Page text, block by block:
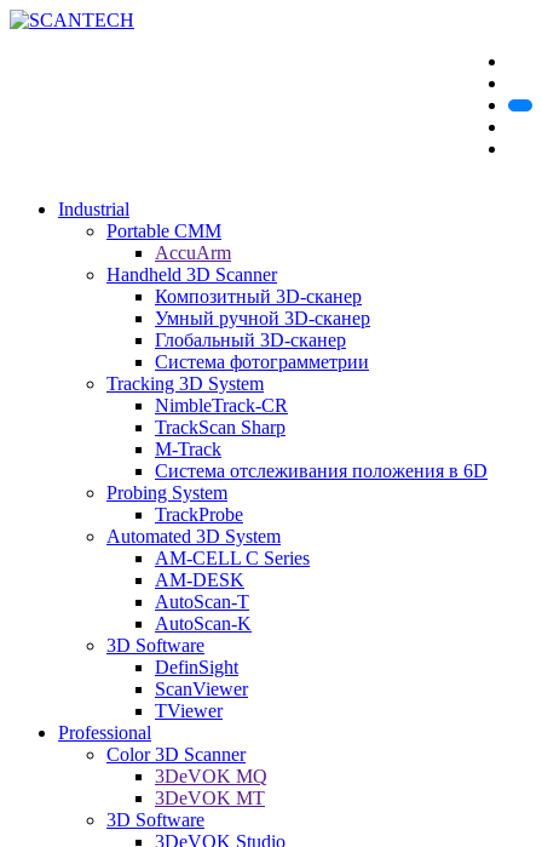
Industrial
Portable CMM
AccuArm
Handheld 3D Scanner
Композитный 3D-сканер
Умный ручной 3D-сканер
Глобальный 3D-сканер
Система фотограмметрии
Tracking 3D System
NimbleTrack-CR
TrackScan Sharp
M-Track
Система отслеживания положения в 6D
Probing System
TrackProbe
Automated 3D System
AM-CELL C Series
AM-DESK
AutoScan-T
AutoScan-K
3D Software
DefinSight
ScanViewer
TViewer
Professional
Color 3D Scanner
3DeVOK MQ
3DeVOK MT
3D Software
3DeVOK Studio